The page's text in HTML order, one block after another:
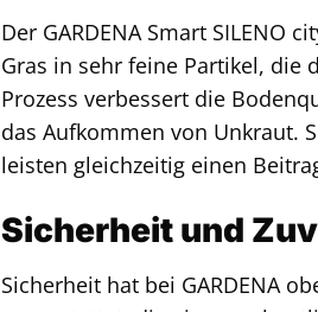
Der GARDENA Smart SILENO
Gras in sehr feine Partikel, die
Prozess verbessert die
das Aufkommen von Unkraut.
leisten gleichzeitig einen
Sicherheit und
Sicherheit hat bei GARDENA